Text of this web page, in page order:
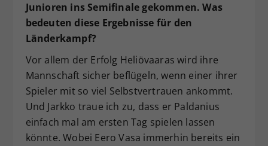
Junioren ins Semifinale gekommen. Was
bedeuten diese Ergebnisse für den
Länderkampf?
Vor allem der Erfolg Heliövaaras wird ihre
Mannschaft sicher beflügeln, wenn einer ihrer
Spieler mit so viel Selbstvertrauen ankommt.
Und Jarkko traue ich zu, dass er Paldanius
einfach mal am ersten Tag spielen lassen
könnte. Wobei Eero Vasa immerhin bereits ein